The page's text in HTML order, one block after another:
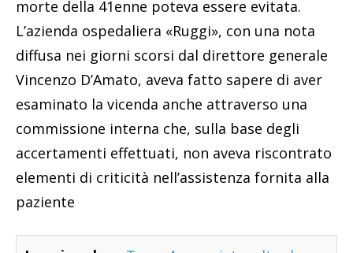
morte della 41enne poteva essere evitata.
L’azienda ospedaliera «Ruggi», con una nota
diffusa nei giorni scorsi dal direttore generale
Vincenzo D’Amato, aveva fatto sapere di aver
esaminato la vicenda anche attraverso una
commissione interna che, sulla base degli
accertamenti effettuati, non aveva riscontrato
elementi di criticità nell’assistenza fornita alla
paziente